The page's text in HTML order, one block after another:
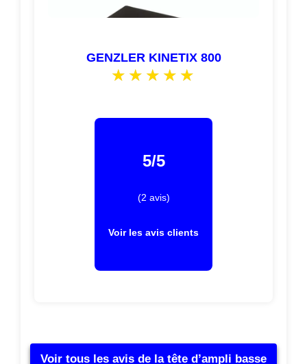
GENZLER KINETIX 800
5/5
(2 avis)
Voir les avis clients
Voir tous les avis de la tête d’ampli basse